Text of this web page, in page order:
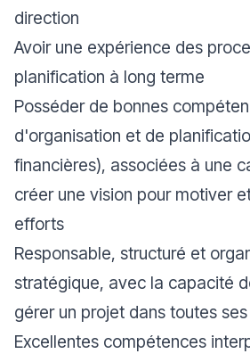
direction
Avoir une expérience des
planification à long terme
Posséder de bonnes
d'organisation et de
financières), associées à une
créer une vision pour motiver
efforts
Responsable, structuré et
stratégique, avec la capacité
gérer un projet dans toutes
Excellentes compétences